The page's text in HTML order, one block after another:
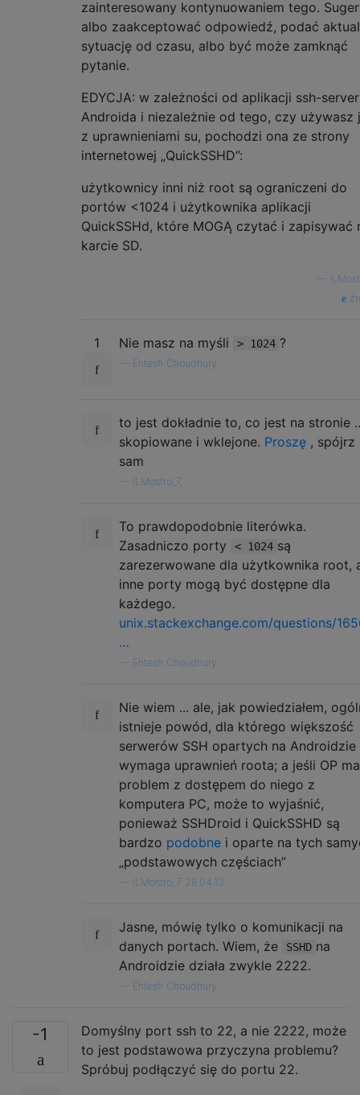
zainteresowany kontynuowaniem tego.
albo zaakceptować odpowiedź, podać
sytuację od czasu, albo być może zamknąć
pytanie.
EDYCJA: w zależności od aplikacji ssh-
Androida i niezależnie od tego, czy używasz
z uprawnieniami su, pochodzi ona ze strony
internetowej „QuickSSHD”:
użytkownicy inni niż root są ograniczeni do
portów <1024 i użytkownika aplikacji
QuickSSHd, które MOGĄ czytać i zapisywać
karcie SD.
1 Nie masz na myśli > 1024 ?
Ehtesh Choudhury
to jest dokładnie to, co jest na stronie
skopiowane i wklejone. Proszę , spójrz
sam
ILMostro_7,
To prawdopodobnie literówka.
Zasadniczo porty
< 1024 są
zarezerwowane dla użytkownika root,
inne porty mogą być dostępne dla
każdego.
unix.stackexchange.com/questions/
…
Ehtesh Choudhury
Nie wiem ... ale, jak powiedziałem,
istnieje powód, dla którego większość
serwerów SSH opartych na Androidzie
wymaga uprawnień roota; a jeśli OP ma
problem z dostępem do niego z
komputera PC, może to wyjaśnić,
ponieważ SSHDroid i QuickSSHD są
bardzo podobne i oparte na tych
„podstawowych częściach”
ILMostro_7 28.04.13
Jasne, mówię tylko o komunikacji na
danych portach. Wiem, że
SSHD na
Androidzie działa zwykle 2222.
Ehtesh Choudhury
-1
Domyślny port ssh to 22, a nie 2222, może
to jest podstawowa przyczyna problemu?
Spróbuj podłączyć się do portu 22.